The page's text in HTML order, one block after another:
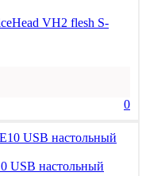
VH2 flesh S-
0
USB настольный